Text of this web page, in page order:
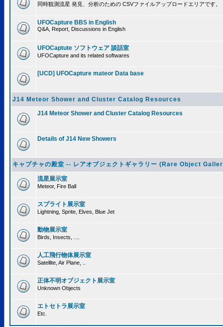
同時観測流星 発見、分析のための CSVファイルアップロードエリアです。
UFOCapture BBS in English
Q&A, Report, Discussions in English
UFOCaptute ソフトウェア 談話室
UFOCapture and its related softwares
[UCD] UFOCapture mateor Data base
J14 Meteor Shower and Cluster Catalog Resources
J14 Meteor Shower and Cluster Catalog Resources
Details of J14 New Showers
キャプチャの殿堂 -- レアオブジェクトギャラリー (Rare Object
流星展示室
Meteor, Fire Ball
スプライト展示室
Lightning, Sprite, Elves, Blue Jet
動物展示室
Birds, Insects, ....
人工飛行物体展示室
Satellite, Air Plane, ..
正体不明オブジェクト展示室
Unknown Objects
エトセトラ展示室
Etc.